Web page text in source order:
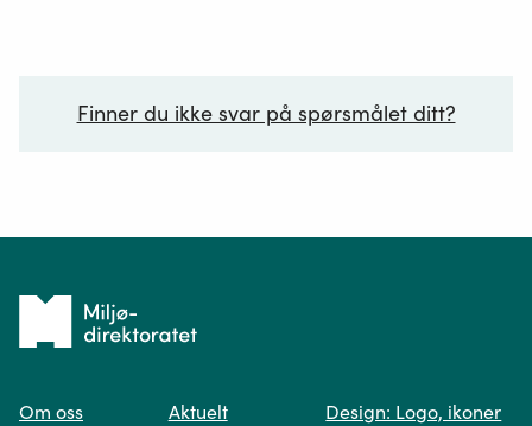
Finner du ikke svar på spørsmålet ditt?
Tilbake
forsiden
Om oss Aktuelt Design: Logo, ikoner